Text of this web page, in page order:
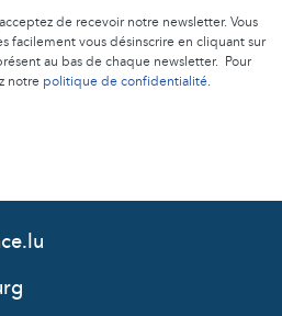
de recevoir notre newsletter. Vous
facilement vous désinscrire en cliquant sur
au bas de chaque newsletter. Pour
notre politique de confidentialité.